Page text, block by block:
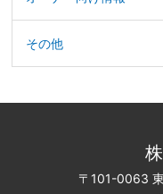
その他
〒101-0063